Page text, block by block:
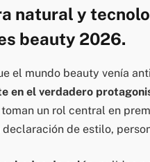
natural y
beauty 2026.
el mundo beauty venía
en el verdadero
un rol central en
de estilo,